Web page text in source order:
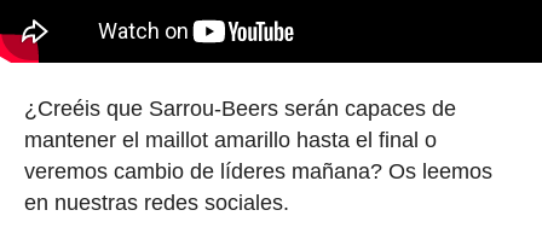
¿Creéis que Sarrou-Beers serán capaces de
mantener el maillot amarillo hasta el final o
veremos cambio de líderes mañana? Os leemos
en nuestras redes sociales.